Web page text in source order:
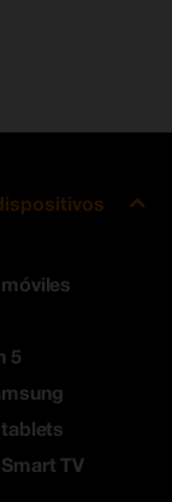
5
TV